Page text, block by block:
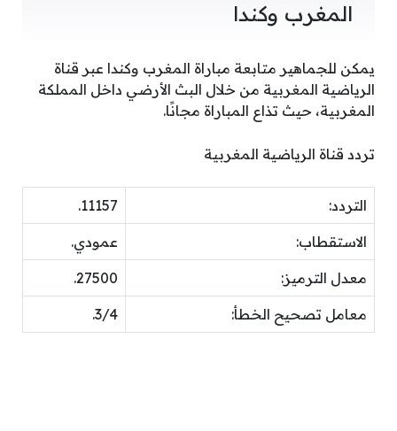
المغرب وكندا
يمكن للجماهير متابعة مباراة المغرب وكندا عبر قناة
الرياضية المغربية من خلال البث الأرضي داخل المملكة
المغربية، حيث تذاع المباراة مجانًا.
تردد قناة الرياضية المغربية
التردد: 11157.
الاستقطاب: عمودي.
معدل الترميز: 27500.
معامل تصحيح الخطأ: 3/4.